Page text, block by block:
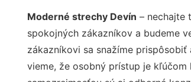
Moderné strechy Devín – nechajte
spokojných zákazníkov a budeme
zákazníkovi sa snažíme
vieme, že osobný prístup je kľúčom